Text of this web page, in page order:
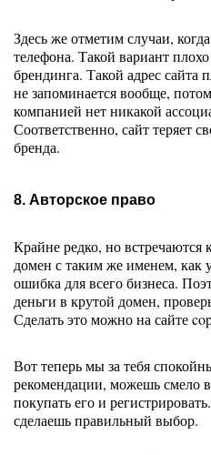
Здесь же отметим случаи,
телефона. Такой вариант
брендинга. Такой адрес сайта
не запоминается вообще,
компанией нет никакой
Соответственно, сайт теряет
бренда.
8. Авторское право
Крайне редко, но
домен с таким же именем, как
ошибка для всего бизнеса.
деньги в крутой домен,
Сделать это можно на сайте
Вот теперь мы за тебя
рекомендации, можешь смело
покупать его и
сделаешь правильный выбор.